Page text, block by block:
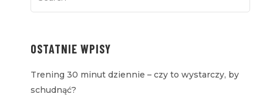
OSTATNIE WPISY
Trening 30 minut dziennie – czy to wystarczy, by
schudnąć?